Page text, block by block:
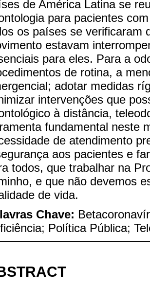
de América Latina se
para pacientes
os países se verificaram
estavam
para eles. Para a
de rotina, a
adotar medidas
intervenções que
à distância,
fundamental neste
de atendimento
aos pacientes e
todos, que trabalhar na
e que não devemos
de vida.
Chave:
Política Pública;